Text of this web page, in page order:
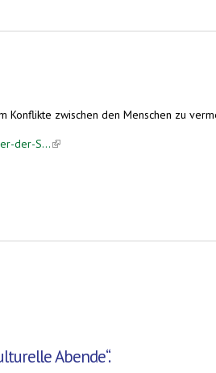
zwischen den Menschen zu
der-S...(link is external)
Abende“.